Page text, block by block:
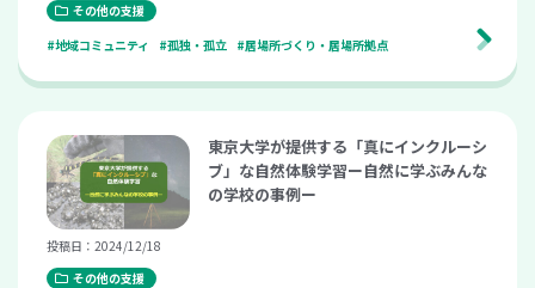
その他の支援
#地域コミュニティ
#孤独・孤立 #居場所づくり・居場所拠点
東京大学が提供する「真にインクルーシ
ブ」な自然体験学習ー自然に学ぶみんな
の学校の事例ー
投稿日：2024/12/18
その他の支援